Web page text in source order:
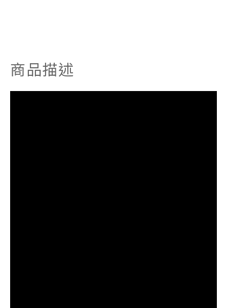
商品描述